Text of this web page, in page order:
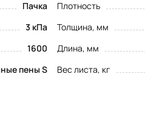
Пачка
Плотность
3 кПа
Толщина, мм
1600
Длина, мм
пены S Вес листа, кг